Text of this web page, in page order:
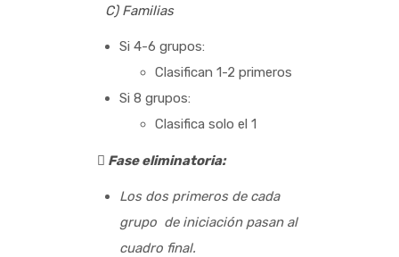
C) Familias
Si 4-6 grupos:
Clasifican 1-2 primeros
Si 8 grupos:
Clasifica solo el 1
 Fase eliminatoria:
Los dos primeros de cada
grupo de iniciación pasan al
cuadro final.